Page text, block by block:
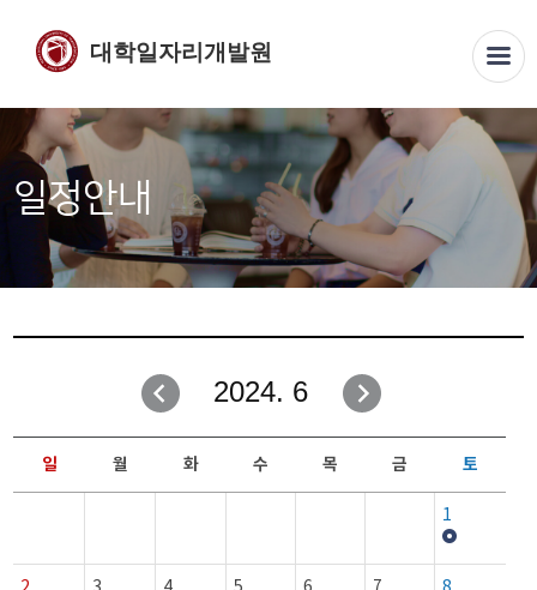
대학일자리개발원
일정안내
2024. 6
일 월 화 수 목 금 토
1